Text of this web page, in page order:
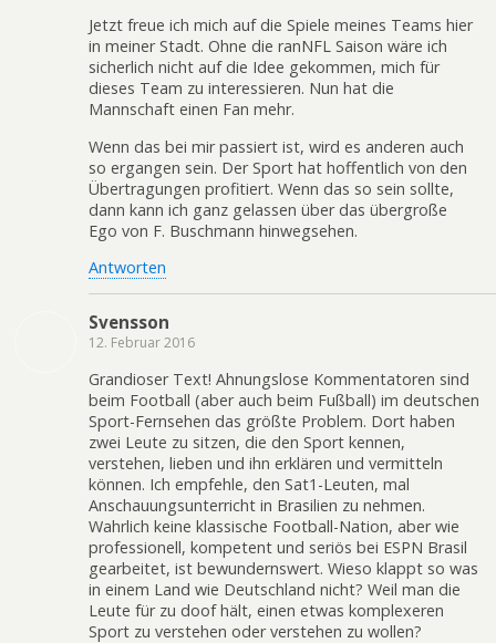
Jetzt freue ich mich auf die Spiele meines Teams hier
in meiner Stadt. Ohne die ranNFL Saison wäre ich
sicherlich nicht auf die Idee gekommen, mich für
dieses Team zu interessieren. Nun hat die
Mannschaft einen Fan mehr.
Wenn das bei mir passiert ist, wird es anderen auch
so ergangen sein. Der Sport hat hoffentlich von den
Übertragungen profitiert. Wenn das so sein sollte,
dann kann ich ganz gelassen über das übergroße
Ego von F. Buschmann hinwegsehen.
Antworten
Svensson
12. Februar 2016
Grandioser Text! Ahnungslose Kommentatoren sind
beim Football (aber auch beim Fußball) im deutschen
Sport-Fernsehen das größte Problem. Dort haben
zwei Leute zu sitzen, die den Sport kennen,
verstehen, lieben und ihn erklären und vermitteln
können. Ich empfehle, den Sat1-Leuten, mal
Anschauungsunterricht in Brasilien zu nehmen.
Wahrlich keine klassische Football-Nation, aber wie
professionell, kompetent und seriös bei ESPN Brasil
gearbeitet, ist bewundernswert. Wieso klappt so was
in einem Land wie Deutschland nicht? Weil man die
Leute für zu doof hält, einen etwas komplexeren
Sport zu verstehen oder verstehen zu wollen?